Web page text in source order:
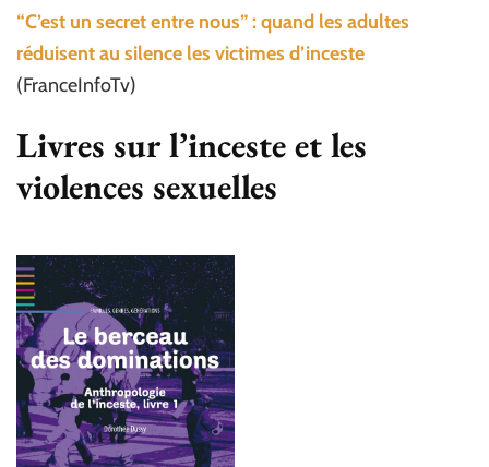
“C’est un secret entre nous” : quand les adultes
réduisent au silence les victimes d’inceste
(FranceInfoTv)
Livres sur l’inceste et les
violences sexuelles